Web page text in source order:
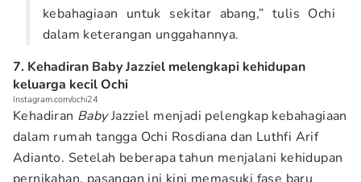
kebahagiaan untuk sekitar abang,” tulis Ochi
dalam keterangan unggahannya.
7. Kehadiran Baby Jazziel melengkapi kehidupan
keluarga kecil Ochi
Instagram.com/ochi24
Kehadiran BabyJazziel menjadi pelengkap kebahagiaan
dalam rumah tangga Ochi Rosdiana dan Luthfi Arif
Adianto. Setelah beberapa tahun menjalani kehidupan